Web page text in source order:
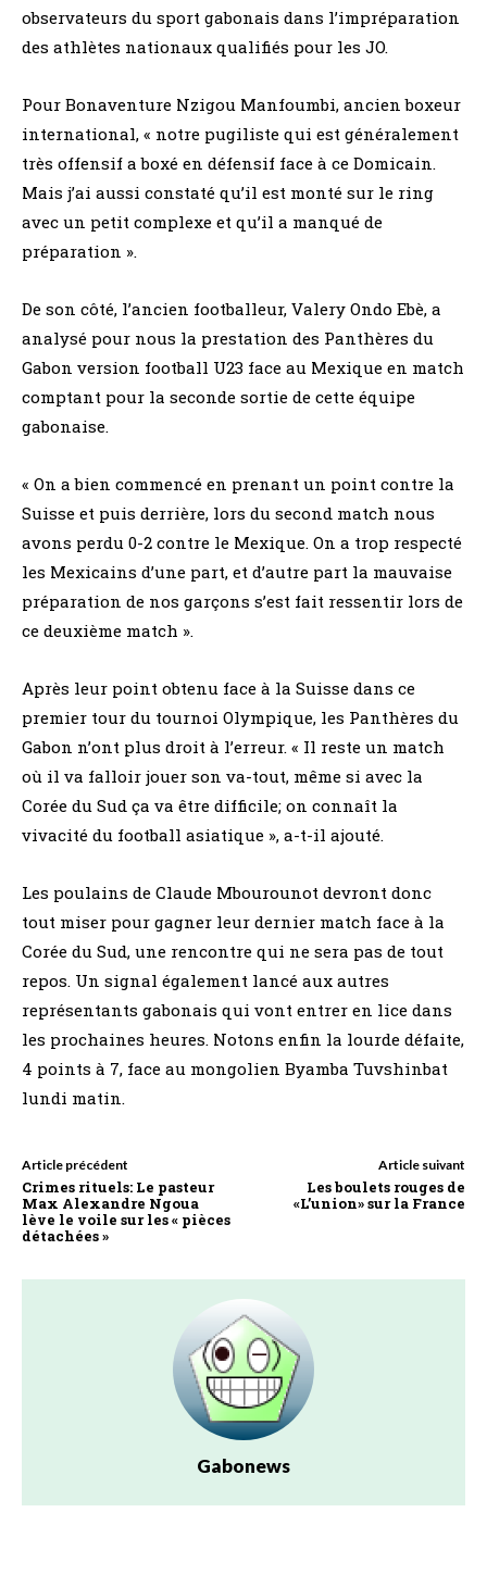
observateurs du sport gabonais dans l’impréparation
des athlètes nationaux qualifiés pour les JO.
Pour Bonaventure Nzigou Manfoumbi, ancien boxeur
international, « notre pugiliste qui est généralement
très offensif a boxé en défensif face à ce Domicain.
Mais j’ai aussi constaté qu’il est monté sur le ring
avec un petit complexe et qu’il a manqué de
préparation ».
De son côté, l’ancien footballeur, Valery Ondo Ebè, a
analysé pour nous la prestation des Panthères du
Gabon version football U23 face au Mexique en match
comptant pour la seconde sortie de cette équipe
gabonaise.
« On a bien commencé en prenant un point contre la
Suisse et puis derrière, lors du second match nous
avons perdu 0-2 contre le Mexique. On a trop respecté
les Mexicains d’une part, et d’autre part la mauvaise
préparation de nos garçons s’est fait ressentir lors de
ce deuxième match ».
Après leur point obtenu face à la Suisse dans ce
premier tour du tournoi Olympique, les Panthères du
Gabon n’ont plus droit à l’erreur. « Il reste un match
où il va falloir jouer son va-tout, même si avec la
Corée du Sud ça va être difficile; on connaît la
vivacité du football asiatique », a-t-il ajouté.
Les poulains de Claude Mbourounot devront donc
tout miser pour gagner leur dernier match face à la
Corée du Sud, une rencontre qui ne sera pas de tout
repos. Un signal également lancé aux autres
représentants gabonais qui vont entrer en lice dans
les prochaines heures. Notons enfin la lourde défaite,
4 points à 7, face au mongolien Byamba Tuvshinbat
lundi matin.
Article précédent
Crimes rituels: Le pasteur
Max Alexandre Ngoua
lève le voile sur les « pièces
détachées »
Article suivant
Les boulets rouges de
«L’union» sur la France
Gabonews